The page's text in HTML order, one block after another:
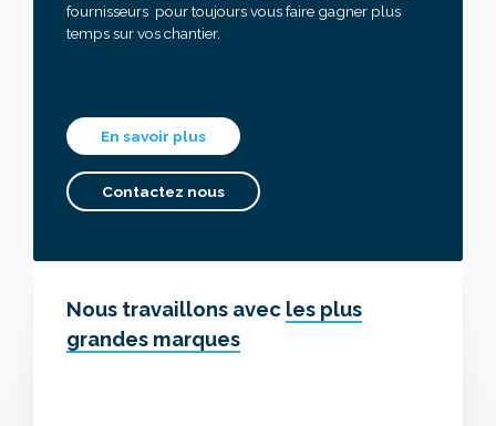
fournisseurs pour toujours vous faire gagner plus
temps sur vos chantier.
En savoir plus
Contactez nous
Nous travaillons avec les plus
grandes marques